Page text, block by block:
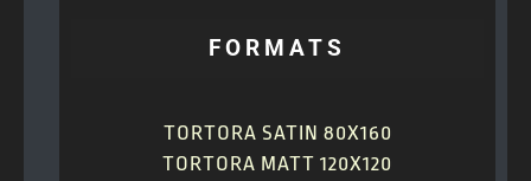
FORMATS
TORTORA SATIN 80X160
TORTORA MATT 120X120